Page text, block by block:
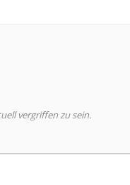
vergriffen zu sein.
kannst du für die